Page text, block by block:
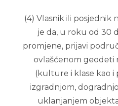
(4) Vlasnik ili posjednik
je da, u roku od 30
promjene, prijavi
ovlašćenom geodeti
(kulture i klase kao i
izgradnjom,
uklanjanjem